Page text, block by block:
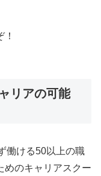
リアの可能
働ける50以上の職
めのキャリアスクー